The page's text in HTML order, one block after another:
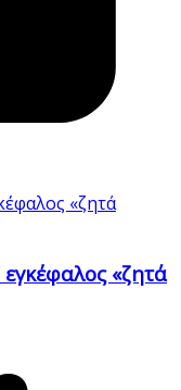
«ζητά